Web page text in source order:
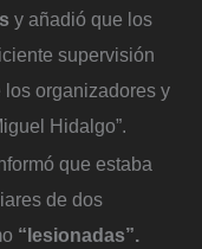
y añadió que los
supervisión
organizadores y
Hidalgo”.
que estaba
de dos
“lesionadas”.